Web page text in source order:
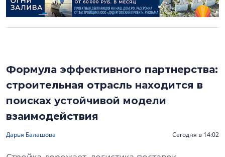
Формула эффективного партнерства:
строительная отрасль находится в
поисках устойчивой модели
взаимодействия
Дарья Балашова Сегодня в 14:02